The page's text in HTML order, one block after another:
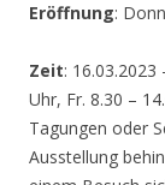
Eröffnung:
Zeit:
Uhr, Fr. 8.30 –
Tagungen oder
Ausstellung